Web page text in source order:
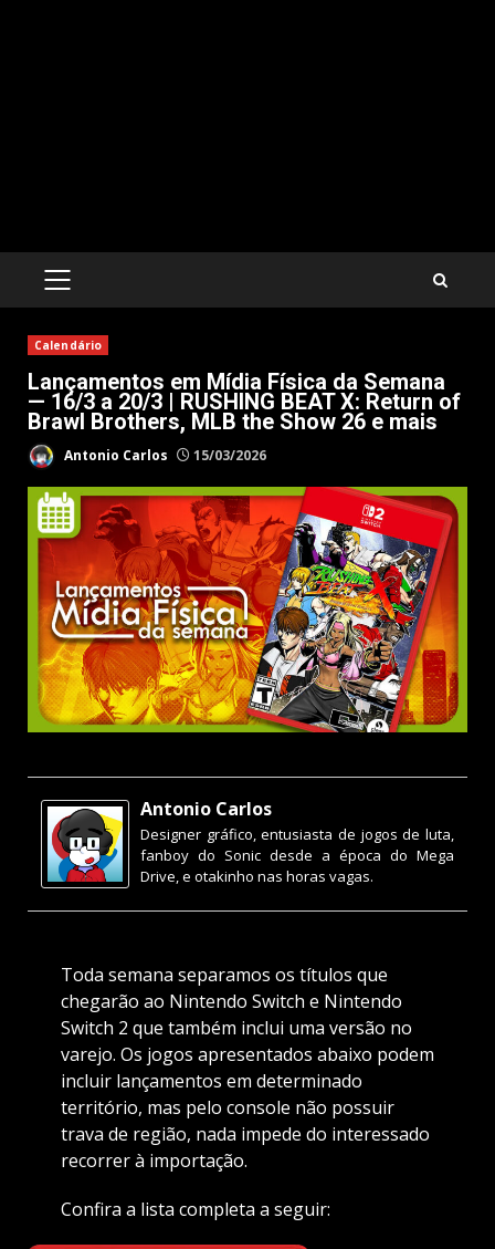
PRIMARY
Calendário
Lançamentos em Mídia Física da Semana
— 16/3 a 20/3 | RUSHING BEAT X: Return of
Brawl Brothers, MLB the Show 26 e mais
Antonio Carlos 15/03/2026
Antonio Carlos
Designer gráfico, entusiasta de jogos de luta,
fanboy do Sonic desde a época do Mega
Drive, e otakinho nas horas vagas.
Toda semana separamos os títulos que
chegarão ao Nintendo Switch e Nintendo
Switch 2 que também inclui uma versão no
varejo. Os jogos apresentados abaixo podem
incluir lançamentos em determinado
território, mas pelo console não possuir
trava de região, nada impede do interessado
recorrer à importação.
Confira a lista completa a seguir: